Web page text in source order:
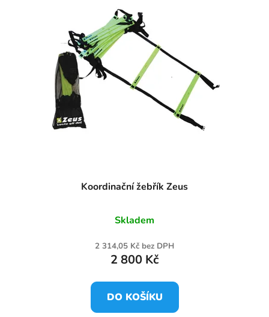
Koordinační žebřík Zeus
Skladem
2 314,05 Kč bez DPH
2 800 Kč
DO KOŠÍKU